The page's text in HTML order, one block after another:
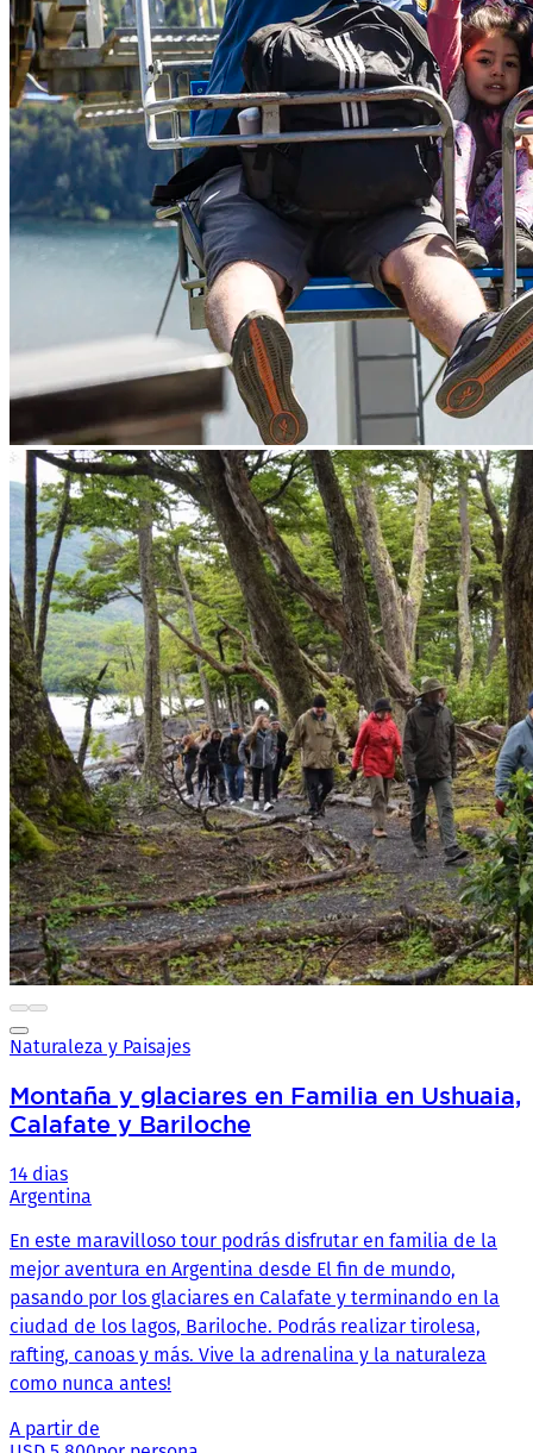
Naturaleza y Paisajes
Montaña y glaciares en Familia en Ushuaia,
Calafate y Bariloche
14 dias
Argentina
En este maravilloso tour podrás disfrutar en familia de la
mejor aventura en Argentina desde El fin de mundo,
pasando por los glaciares en Calafate y terminando en la
ciudad de los lagos, Bariloche. Podrás realizar tirolesa,
rafting, canoas y más. Vive la adrenalina y la naturaleza
como nunca antes!
A partir de